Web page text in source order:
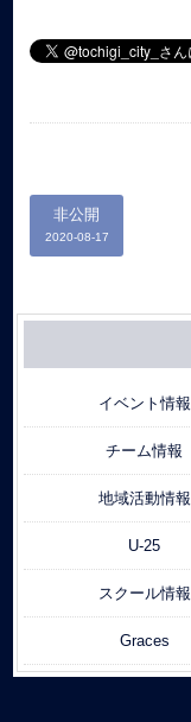
非公開
2020-08-17
イベント情報
チーム情報
地域活動情報
U-25
スクール情報
Graces